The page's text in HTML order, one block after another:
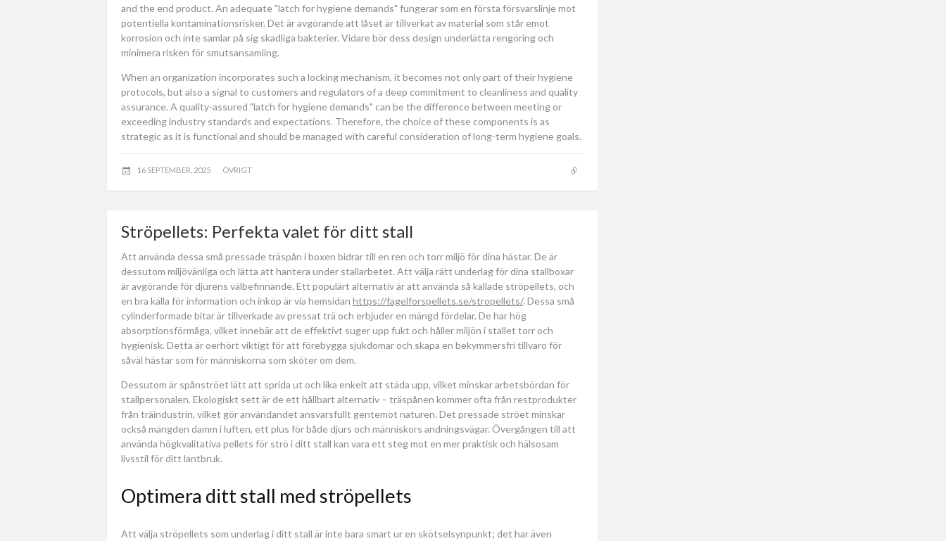
and the end product. An adequate "latch for hygiene demands" fungerar som en första försvarslinje mot
potentiella kontaminationsrisker. Det är avgörande att låset är tillverkat av material som står emot
korrosion och inte samlar på sig skadliga bakterier. Vidare bör dess design underlätta rengöring och
minimera risken för smutsansamling.
When an organization incorporates such a locking mechanism, it becomes not only part of their hygiene
protocols, but also a signal to customers and regulators of a deep commitment to cleanliness and quality
assurance. A quality-assured "latch for hygiene demands" can be the difference between meeting or
exceeding industry standards and expectations. Therefore, the choice of these components is as
strategic as it is functional and should be managed with careful consideration of long-term hygiene goals.
16 SEPTEMBER, 2025 ÖVRIGT
Ströpellets: Perfekta valet för ditt stall
Att använda dessa små pressade träspån i boxen bidrar till en ren och torr miljö för dina hästar. De är
dessutom miljövänliga och lätta att hantera under stallarbetet. Att välja rätt underlag för dina stallboxar
är avgörande för djurens välbefinnande. Ett populärt alternativ är att använda så kallade ströpellets, och
en bra källa för information och inköp är via hemsidan https://fagelforspellets.se/stropellets/. Dessa små
cylinderformade bitar är tillverkade av pressat trä och erbjuder en mängd fördelar. De har hög
absorptionsförmåga, vilket innebär att de effektivt suger upp fukt och håller miljön i stallet torr och
hygienisk. Detta är oerhört viktigt för att förebygga sjukdomar och skapa en bekymmersfri tillvaro för
såväl hästar som för människorna som sköter om dem.
Dessutom är spånströet lätt att sprida ut och lika enkelt att städa upp, vilket minskar arbetsbördan för
stallpersonalen. Ekologiskt sett är de ett hållbart alternativ – träspånen kommer ofta från restprodukter
från träindustrin, vilket gör användandet ansvarsfullt gentemot naturen. Det pressade ströet minskar
också mängden damm i luften, ett plus för både djurs och människors andningsvägar. Övergången till att
använda högkvalitativa pellets för strö i ditt stall kan vara ett steg mot en mer praktisk och hälsosam
livsstil för ditt lantbruk.
Optimera ditt stall med ströpellets
Att välja ströpellets som underlag i ditt stall är inte bara smart ur en skötselsynpunkt; det har även